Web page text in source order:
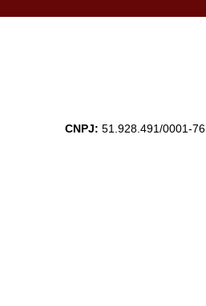
CNPJ: 51.928.491/0001-76